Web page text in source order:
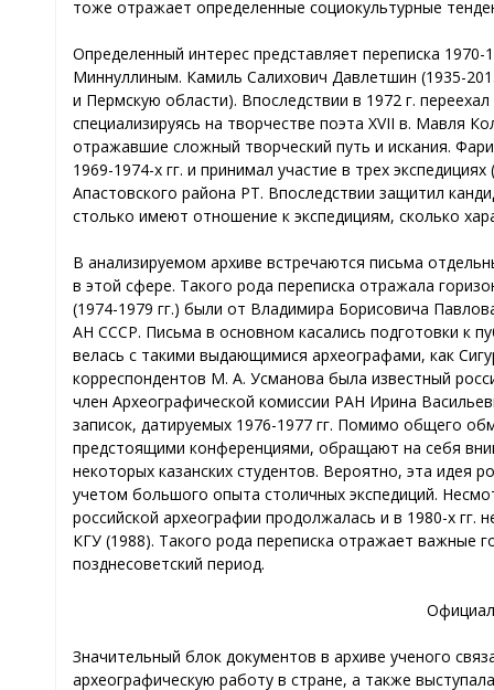
тоже отражает определенные социокультурные
Определенный интерес представляет переписка
Миннуллиным. Камиль Салихович Давлетшин (1935-
и Пермскую области). Впоследствии в 1972 г.
специализируясь на творчестве поэта XVII в. Мавля
отражавшие сложный творческий путь и искания.
1969-1974-х гг. и принимал участие в трех
Апастовского района РТ. Впоследствии защитил
столько имеют отношение к экспедициям, сколько
В анализируемом архиве встречаются письма
в этой сфере. Такого рода переписка отражала
(1974-1979 гг.) были от Владимира Борисовича
АН СССР. Письма в основном касались подготовки к
велась с такими выдающимися археографами, как
корреспондентов М. А. Усманова была известный
член Археографической комиссии РАН Ирина
записок, датируемых 1976-1977 гг. Помимо общего
предстоящими конференциями, обращают на себя
некоторых казанских студентов. Вероятно, эта
учетом большого опыта столичных экспедиций.
российской археографии продолжалась и в 1980-х
КГУ (1988). Такого рода переписка отражает важные
позднесоветский период.
Значительный блок документов в архиве ученого
археографическую работу в стране, а также